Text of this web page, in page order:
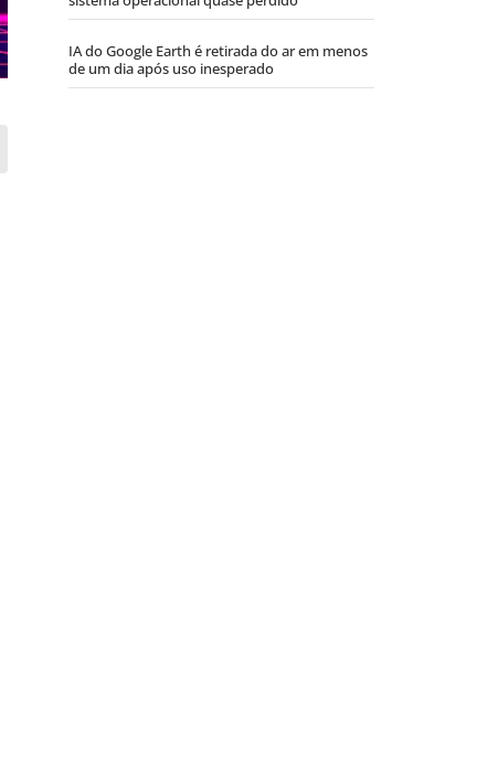
IA do Google Earth é retirada do ar em menos
de um dia após uso inesperado